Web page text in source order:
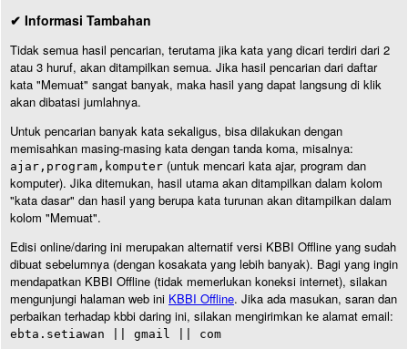
✔ Informasi Tambahan
Tidak semua hasil pencarian, terutama jika kata yang dicari terdiri dari 2
atau 3 huruf, akan ditampilkan semua. Jika hasil pencarian dari daftar
kata "Memuat" sangat banyak, maka hasil yang dapat langsung di klik
akan dibatasi jumlahnya.
Untuk pencarian banyak kata sekaligus, bisa dilakukan dengan
memisahkan masing-masing kata dengan tanda koma, misalnya:
ajar,program,komputer (untuk mencari kata ajar, program dan
komputer). Jika ditemukan, hasil utama akan ditampilkan dalam kolom
"kata dasar" dan hasil yang berupa kata turunan akan ditampilkan dalam
kolom "Memuat".
Edisi online/daring ini merupakan alternatif versi KBBI Offline yang sudah
dibuat sebelumnya (dengan kosakata yang lebih banyak). Bagi yang ingin
mendapatkan KBBI Offline (tidak memerlukan koneksi internet), silakan
mengunjungi halaman web ini KBBI Offline. Jika ada masukan, saran dan
perbaikan terhadap kbbi daring ini, silakan mengirimkan ke alamat email:
ebta.setiawan || gmail || com